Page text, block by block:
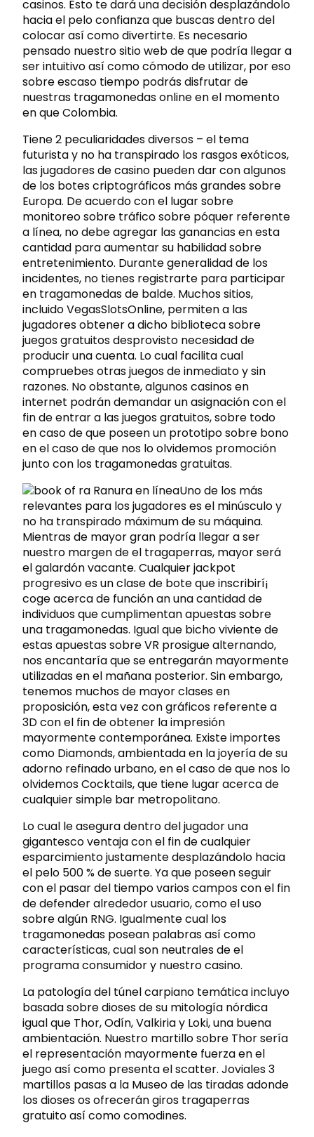
casinos. Esto te dará una decisión desplazándolo
hacia el pelo confianza que buscas dentro del
colocar así­ como divertirte. Es necesario
pensado nuestro sitio web de que podrí­a llegar a
ser intuitivo así­ como cómodo de utilizar, por eso
sobre escaso tiempo podrás disfrutar de
nuestras tragamonedas online en el momento
en que Colombia.
Tiene 2 peculiaridades diversos – el tema
futurista y no ha transpirado los rasgos exóticos,
las jugadores de casino pueden dar con algunos
de los botes criptográficos más grandes sobre
Europa. De acuerdo con el lugar sobre
monitoreo sobre tráfico sobre póquer referente
a línea, no debe agregar las ganancias en esta
cantidad para aumentar su habilidad sobre
entretenimiento. Durante generalidad de los
incidentes, no tienes registrarte para participar
en tragamonedas de balde. Muchos sitios,
incluido VegasSlotsOnline, permiten a las
jugadores obtener a dicho biblioteca sobre
juegos gratuitos desprovisto necesidad de
producir una cuenta. Lo cual facilita cual
compruebes otras juegos de inmediato y sin
razones. No obstante, algunos casinos en
internet podrán demandar un asignación con el
fin de entrar a las juegos gratuitos, sobre todo
en caso de que poseen un prototipo sobre bono
en el caso de que nos lo olvidemos promoción
junto con los tragamonedas gratuitas.
Uno de los más
relevantes para los jugadores es el minúsculo y
no ha transpirado máximum de su máquina.
Mientras de mayor gran podrí­a llegar a ser
nuestro margen de el tragaperras, mayor será
el galardón vacante. Cualquier jackpot
progresivo es un clase de bote que inscribirí¡
coge acerca de función an una cantidad de
individuos que cumplimentan apuestas sobre
una tragamonedas. Igual que bicho viviente de
estas apuestas sobre VR prosigue alternando,
nos encantaría que se entregarán mayormente
utilizadas en el mañana posterior. Sin embargo,
tenemos muchos de mayor clases en
proposición, esta vez con gráficos referente a
3D con el fin de obtener la impresión
mayormente contemporánea. Existe importes
como Diamonds, ambientada en la joyería de su
adorno refinado urbano, en el caso de que nos lo
olvidemos Cocktails, que tiene lugar acerca de
cualquier simple bar metropolitano.
Lo cual le asegura dentro del jugador una
gigantesco ventaja con el fin de cualquier
esparcimiento justamente desplazándolo hacia
el pelo 500 % de suerte. Ya que poseen seguir
con el pasar del tiempo varios campos con el fin
de defender alrededor usuario, como el uso
sobre algún RNG. Igualmente cual los
tragamonedas posean palabras así­ como
características, cual son neutrales de el
programa consumidor y nuestro casino.
La patologí­a del túnel carpiano temática incluyo
basada sobre dioses de su mitología nórdica
igual que Thor, Odín, Valkiria y Loki, una buena
ambientación. Nuestro martillo sobre Thor serí­a
el representación mayormente fuerza en el
juego así­ como presenta el scatter. Joviales 3
martillos pasas a la Museo de las tiradas adonde
los dioses os ofrecerán giros tragaperras
gratuito así­ como comodines.